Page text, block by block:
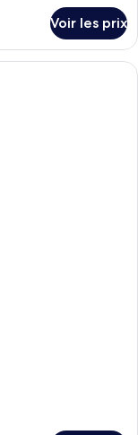
Voir les prix